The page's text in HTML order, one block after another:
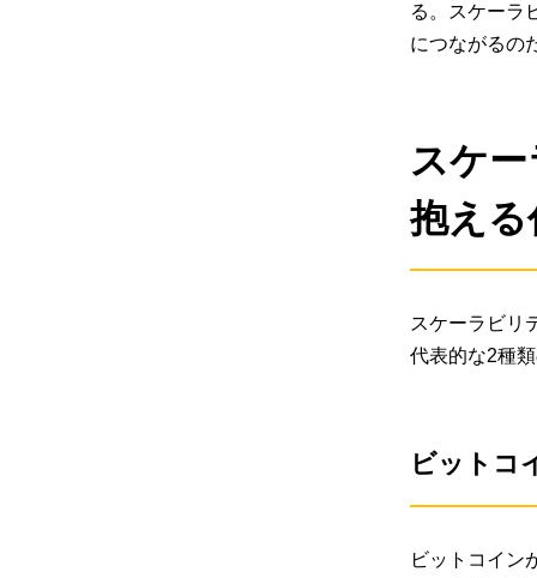
る。スケーラ
につながるの
スケ
抱える
スケーラビリ
代表的な2種
ビットコ
ビットコイン